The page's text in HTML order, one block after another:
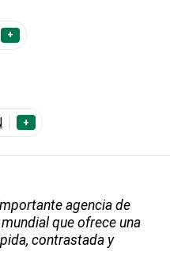
+
+
agencia de
que ofrece una
contrastada y